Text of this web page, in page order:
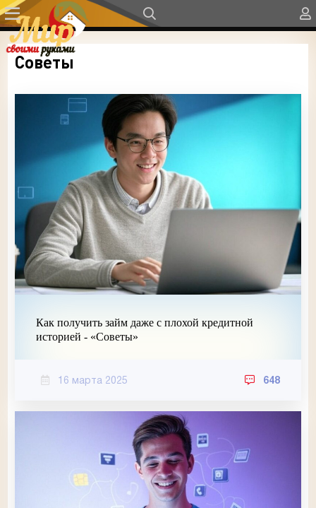
Советы
Как получить займ даже с плохой кредитной
историей - «Советы»
16 марта 2025 648